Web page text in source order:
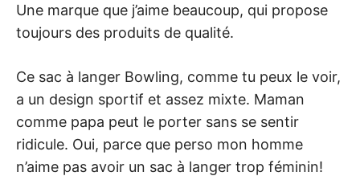
Une marque que j’aime beaucoup, qui propose
toujours des produits de qualité.
Ce sac à langer Bowling, comme tu peux le voir,
a un design sportif et assez mixte. Maman
comme papa peut le porter sans se sentir
ridicule. Oui, parce que perso mon homme
n’aime pas avoir un sac à langer trop féminin!